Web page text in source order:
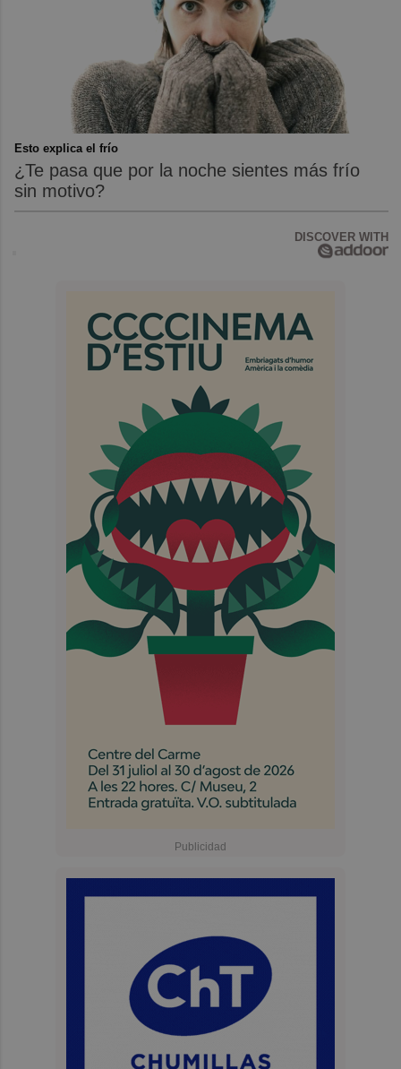
Esto explica el frío
¿Te pasa que por la noche sientes más frío
sin motivo?
DISCOVER WITH